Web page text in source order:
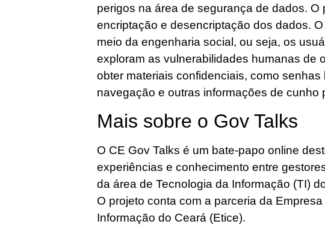
perigos na área de segurança de dados. O
encriptação e desencriptação dos dados.
meio da engenharia social, ou seja, os
exploram as vulnerabilidades humanas de
obter materiais confidenciais, como
navegação e outras informações de cunho
Mais sobre o Gov Talks
O CE Gov Talks é um bate-papo online
experiências e conhecimento entre
da área de Tecnologia da Informação (TI)
O projeto conta com a parceria da
Informação do Ceará (Etice).